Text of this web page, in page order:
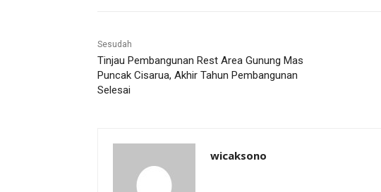
Sesudah
Tinjau Pembangunan Rest Area Gunung Mas
Puncak Cisarua, Akhir Tahun Pembangunan
Selesai
wicaksono